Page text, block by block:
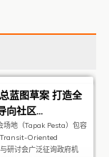
蓝图草案 打造全
向社区...
场地（Tapak Pesta）包容
Transit-Oriented
研讨会广泛征询政府机